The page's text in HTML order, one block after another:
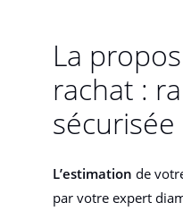
La
rachat :
sécurisée
L’estimation de
par votre expert